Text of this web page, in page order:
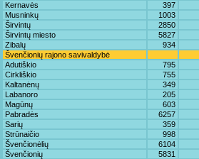
Kernavės
397
Musninkų
1003
Širvintų
2850
Širvintų miesto
5827
Zibalų
934
Švenčionių rajono savivaldybė
Adutiškio
795
Cirkliškio
755
Kaltanėnų
349
Labanoro
205
Magūnų
603
Pabradės
6257
Sarių
359
Strūnaičio
998
Švenčionėlių
6104
Švenčionių
5831